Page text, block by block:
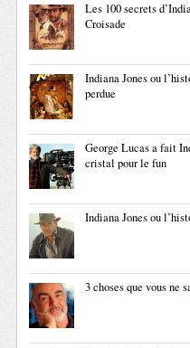
Les 100 secrets
Croisade
Indiana Jones ou
perdue
George Lucas a fait
cristal pour le fun
Indiana Jones ou
3 choses que vous ne